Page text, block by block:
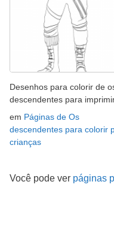
Desenhos para colorir de
descendentes para
em Páginas de Os
descendentes para colorir
crianças
Você pode ver páginas